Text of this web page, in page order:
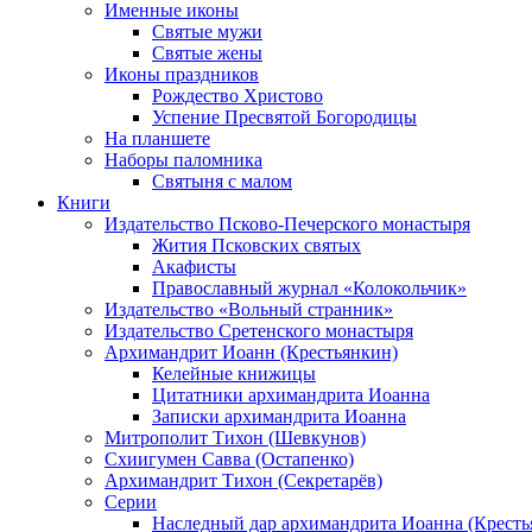
Именные иконы
Святые мужи
Святые жены
Иконы праздников
Рождество Христово
Успение Пресвятой Богородицы
На планшете
Наборы паломника
Святыня с малом
Книги
Издательство Псково-Печерского монастыря
Жития Псковских святых
Акафисты
Православный журнал «Колокольчик»
Издательство «Вольный странник»
Издательство Сретенского монастыря
Архимандрит Иоанн (Крестьянкин)
Келейные книжицы
Цитатники архимандрита Иоанна
Записки архимандрита Иоанна
Митрополит Тихон (Шевкунов)
Схиигумен Савва (Остапенко)
Архимандрит Тихон (Секретарёв)
Серии
Наследный дар архимандрита Иоанна